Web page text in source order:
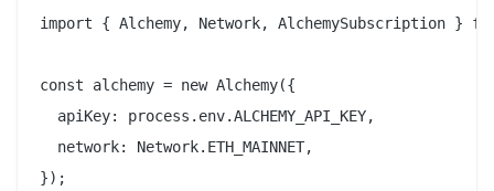
import { Alchemy, Network, AlchemySubscription }
const alchemy = new Alchemy({
  apiKey: process.env.ALCHEMY_API_KEY,
  network: Network.ETH_MAINNET,
});